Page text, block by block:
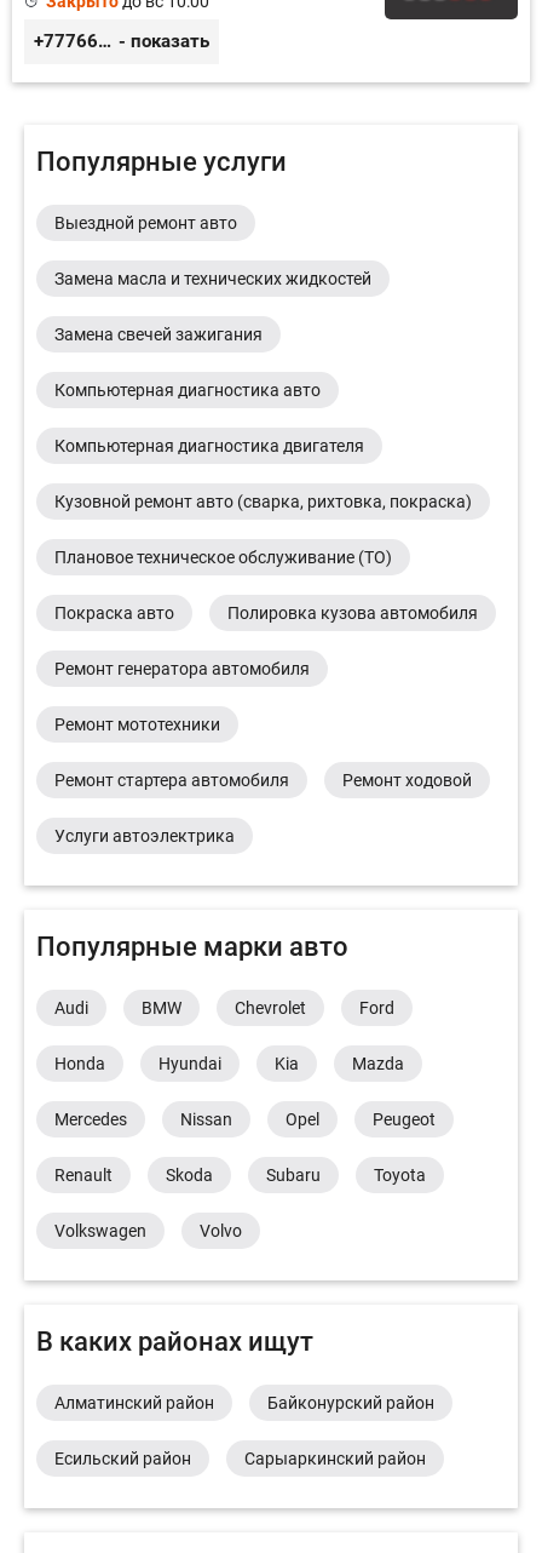
+77766857788 - показать
Популярные услуги
Выездной ремонт авто
Замена масла и технических жидкостей
Замена свечей зажигания
Компьютерная диагностика авто
Компьютерная диагностика двигателя
Кузовной ремонт авто (сварка, рихтовка, покраска)
Плановое техническое обслуживание (ТО)
Покраска авто Полировка кузова автомобиля
Ремонт генератора автомобиля
Ремонт мототехники
Ремонт стартера автомобиля Ремонт ходовой
Услуги автоэлектрика
Популярные марки авто
Audi BMW Chevrolet Ford
Honda Hyundai Kia Mazda
Mercedes Nissan Opel Peugeot
Renault Skoda Subaru Toyota
Volkswagen Volvo
В каких районах ищут
Алматинский район Байконурский район
Есильский район Сарыаркинский район